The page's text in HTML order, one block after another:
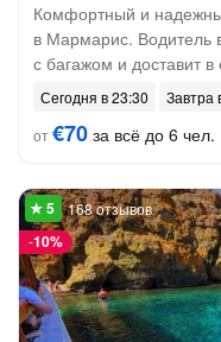
Комфортный и
в Мармарис. Водитель
с багажом и доставит в
Сегодня в 23:30
Завтра
от€70 за всё до 6 чел.
-10%
168 отзывов